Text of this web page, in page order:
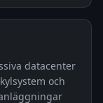
datacenter
och